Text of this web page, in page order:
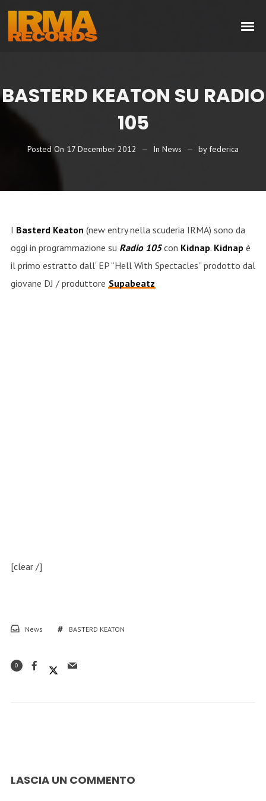
BASTERD KEATON SU RADIO
105
Posted On 17 December 2012 In News byfederica
I Basterd Keaton (new entry nella scuderia IRMA) sono da
oggi in programmazione su Radio 105con Kidnap. Kidnapè
il primo estratto dall’ EP “Hell With Spectacles” prodotto dal
giovane DJ / produttore Supabeatz
[clear /]
News BASTERD KEATON
0
LASCIA UN COMMENTO